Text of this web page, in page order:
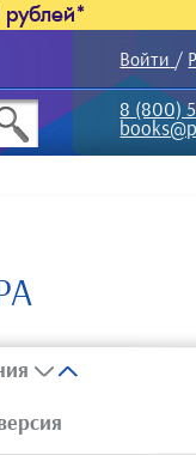
рублей*
Войти /
8 (800)